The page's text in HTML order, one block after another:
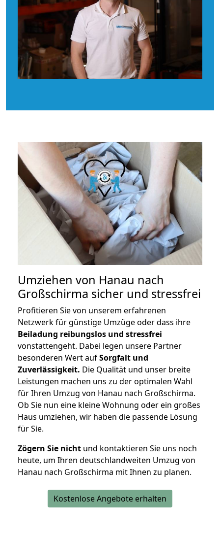
Umziehen von Hanau nach
Großschirma sicher und stressfrei
Profitieren Sie von unserem erfahrenen
Netzwerk für günstige Umzüge oder dass ihre
Beiladung reibungslos und stressfrei
vonstattengeht. Dabei legen unsere Partner
besonderen Wert aufSorgfalt und
Zuverlässigkeit. Die Qualität und unser breite
Leistungen machen uns zu der optimalen Wahl
für Ihren Umzug von Hanau nach Großschirma.
Ob Sie nun eine kleine Wohnung oder ein großes
Haus umziehen, wir haben die passende Lösung
für Sie.
Zögern Sie nicht und kontaktieren Sie uns noch
heute, um Ihren deutschlandweiten Umzug von
Hanau nach Großschirma mit Ihnen zu planen.
Kostenlose Angebote erhalten